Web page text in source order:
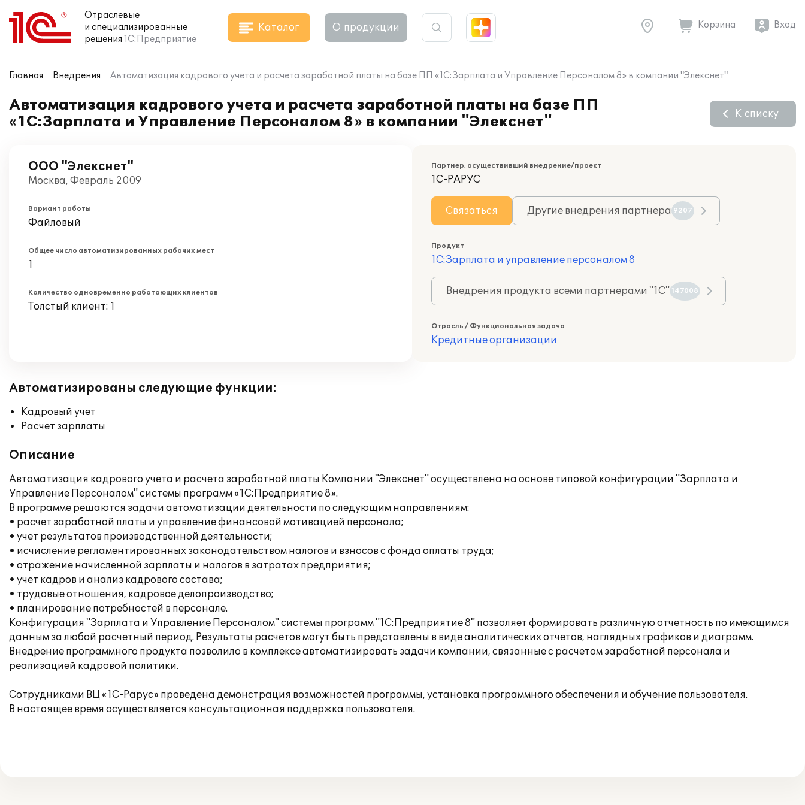
Отраслевые
и специализированные
решения 1С:Предприятие
Каталог О продукции Корзина Вход
Главная Внедрения Автоматизация кадрового учета и расчета заработной платы на базе ПП «1С:Зарплата и Управление Персоналом 8» в компании "Элекснет"
Автоматизация кадрового учета и расчета заработной платы на базе ПП
«1С:Зарплата и Управление Персоналом 8» в компании "Элекснет"
К списку
ООО "Элекснет"
Москва, Февраль 2009
Вариант работы
Файловый
Общее число автоматизированных рабочих мест
1
Количество одновременно работающих клиентов
Толстый клиент: 1
Партнер, осуществивший внедрение/проект
1С-РАРУС
Связаться Другие внедрения партнера 9207
Продукт
1С:Зарплата и управление персоналом 8
Внедрения продукта всеми партнерами "1С" 147008
Отрасль / Функциональная задача
Кредитные организации
Автоматизированы следующие функции:
Кадровый учет
Расчет зарплаты
Описание
Автоматизация кадрового учета и расчета заработной платы Компании "Элекснет" осуществлена на основе типовой конфигурации "Зарплата и
Управление Персоналом" системы программ «1С:Предприятие 8».
В программе решаются задачи автоматизации деятельности по следующим направлениям:
• расчет заработной платы и управление финансовой мотивацией персонала;
• учет результатов производственной деятельности;
• исчисление регламентированных законодательством налогов и взносов с фонда оплаты труда;
• отражение начисленной зарплаты и налогов в затратах предприятия;
• учет кадров и анализ кадрового состава;
• трудовые отношения, кадровое делопроизводство;
• планирование потребностей в персонале.
Конфигурация "Зарплата и Управление Персоналом" системы программ "1С:Предприятие 8" позволяет формировать различную отчетность по имеющимся
данным за любой расчетный период. Результаты расчетов могут быть представлены в виде аналитических отчетов, наглядных графиков и диаграмм.
Внедрение программного продукта позволило в комплексе автоматизировать задачи компании, связанные с расчетом заработной персонала и
реализацией кадровой политики.
Сотрудниками ВЦ «1С-Рарус» проведена демонстрация возможностей программы, установка программного обеспечения и обучение пользователя.
В настоящее время осуществляется консультационная поддержка пользователя.